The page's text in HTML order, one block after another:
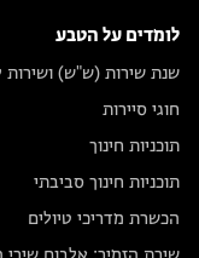
לומדים על הטבע
שנת שירות (ש"ש) ושירות
חוגי סיירות
תוכניות חינוך
תוכניות חינוך סביבתי
הכשרת מדריכי טיולים